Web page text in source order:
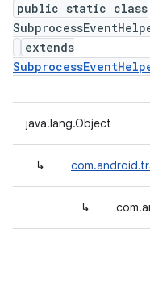
public static class
extends
java.lang.Object
↳
↳